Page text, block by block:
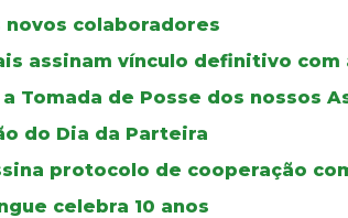
novos colaboradores
assinam vínculo definitivo com
Tomada de Posse dos nossos
do Dia da Parteira
protocolo de cooperação
celebra 10 anos